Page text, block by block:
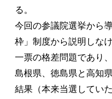
る。
今回の参議院選挙から
枠」制度から説明しな
一票の格差問題であり
島根県、徳島県と高知
結果（本来当選してい